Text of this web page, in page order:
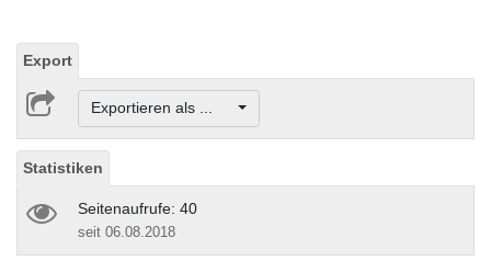
Export
Exportieren als ...
Statistiken
Seitenaufrufe: 40
seit 06.08.2018